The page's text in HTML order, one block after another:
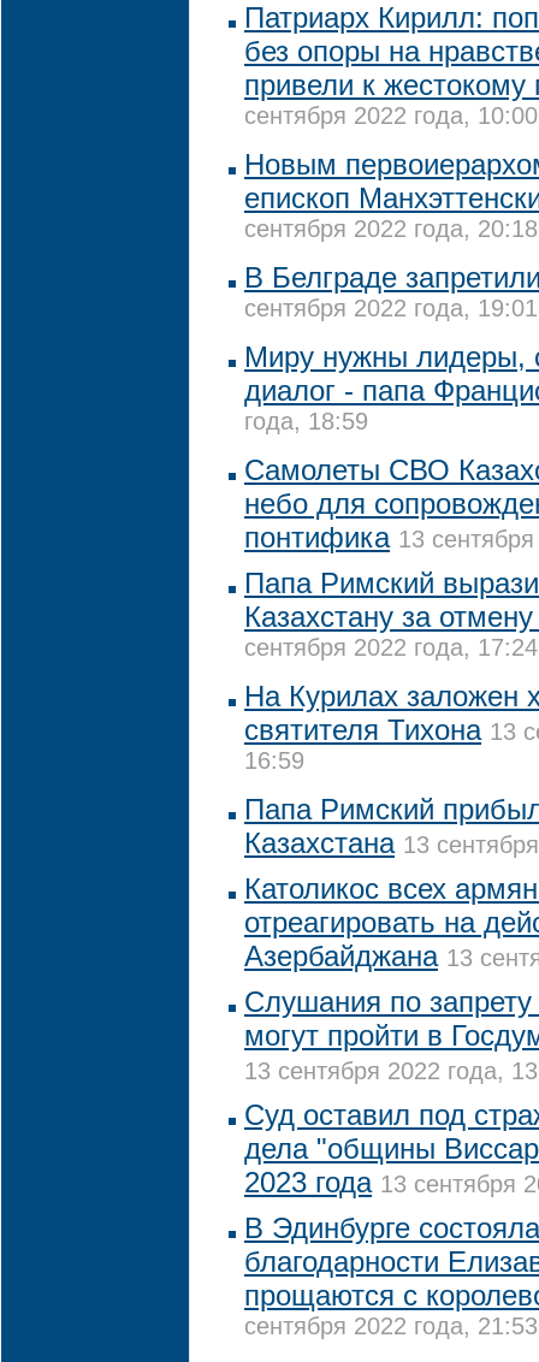
Патриарх Кирилл:
без опоры на
привели к жестокому
сентября 2022 года, 10:00
Новым
епископ
сентября 2022 года, 20:18
В Белграде
сентября 2022 года, 19:01
Миру нужны лидеры,
диалог - папа
года, 18:59
Самолеты СВО
небо для
понтифика 13
Папа Римский
Казахстану за
сентября 2022 года, 17:24
На Курилах заложен
святителя Тихона 13
16:59
Папа Римский
Казахстана 13
Католикос всех
отреагировать на
Азербайджана 13
Слушания по
могут пройти в
13 сентября 2022 года,
Суд оставил под
дела "общины
2023 года 13 сентября
В Эдинбурге
благодарности
прощаются с
сентября 2022 года, 21:53